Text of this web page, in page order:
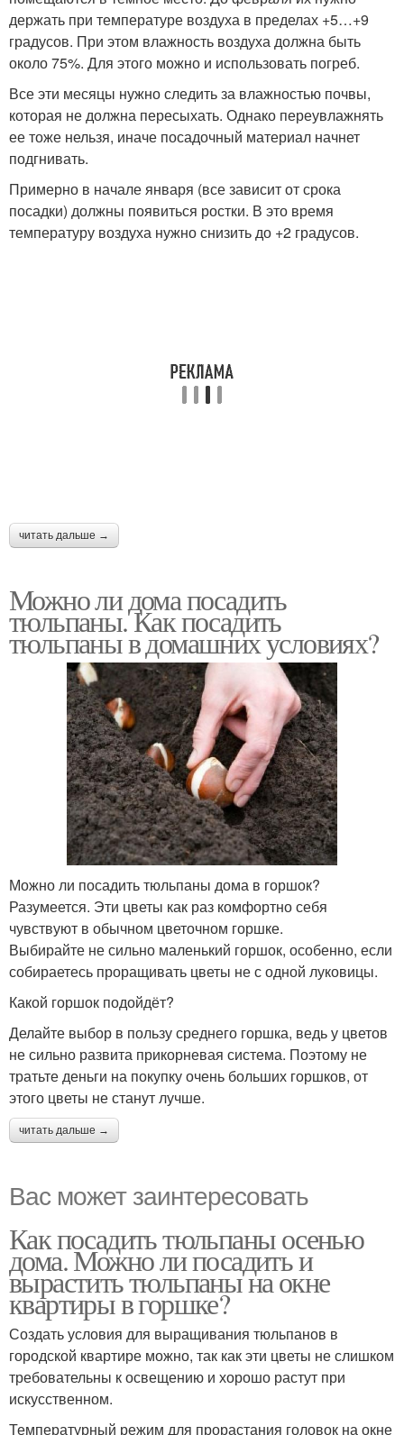
держать при температуре воздуха в пределах +5…+9
градусов. При этом влажность воздуха должна быть
около 75%. Для этого можно и использовать погреб.
Все эти месяцы нужно следить за влажностью почвы,
которая не должна пересыхать. Однако переувлажнять
ее тоже нельзя, иначе посадочный материал начнет
подгнивать.
Примерно в начале января (все зависит от срока
посадки) должны появиться ростки. В это время
температуру воздуха нужно снизить до +2 градусов.
читать дальше →
Можно ли дома посадить
тюльпаны. Как посадить
тюльпаны в домашних условиях?
Можно ли посадить тюльпаны дома в горшок?
Разумеется. Эти цветы как раз комфортно себя
чувствуют в обычном цветочном горшке.
Выбирайте не сильно маленький горшок, особенно, если
собираетесь проращивать цветы не с одной луковицы.
Какой горшок подойдёт?
Делайте выбор в пользу среднего горшка, ведь у цветов
не сильно развита прикорневая система. Поэтому не
тратьте деньги на покупку очень больших горшков, от
этого цветы не станут лучше.
читать дальше →
Вас может заинтересовать
Как посадить тюльпаны осенью
дома. Можно ли посадить и
вырастить тюльпаны на окне
квартиры в горшке?
Создать условия для выращивания тюльпанов в
городской квартире можно, так как эти цветы не слишком
требовательны к освещению и хорошо растут при
искусственном.
Температурный режим для прорастания головок на окне